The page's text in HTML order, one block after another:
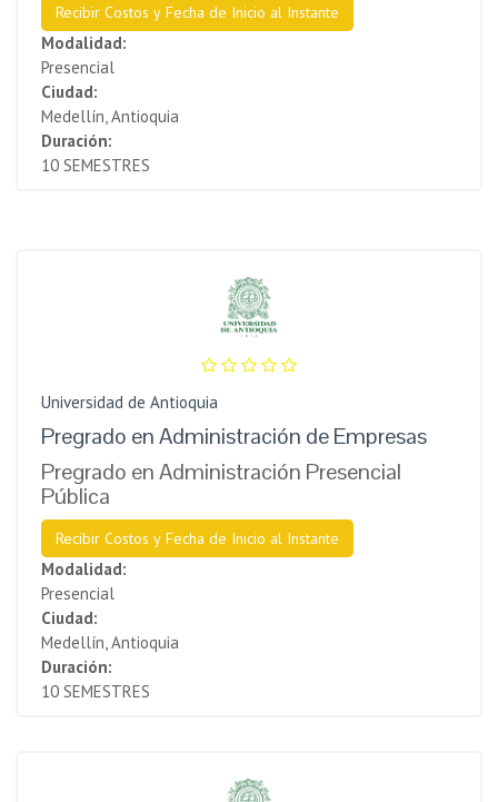
Recibir Costos y Fecha de Inicio al Instante
Modalidad:
Presencial
Ciudad:
Medellín, Antioquia
Duración:
10 SEMESTRES
Universidad de Antioquia
Pregrado en Administración de Empresas
Pregrado en Administración Presencial
Pública
Recibir Costos y Fecha de Inicio al Instante
Modalidad:
Presencial
Ciudad:
Medellín, Antioquia
Duración:
10 SEMESTRES